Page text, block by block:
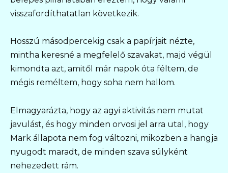
visszafordíthatatlan következik.
Hosszú másodpercekig csak a papírjait nézte,
mintha keresné a megfelelő szavakat, majd végül
kimondta azt, amitől már napok óta féltem, de
mégis reméltem, hogy soha nem hallom.
Elmagyarázta, hogy az agyi aktivitás nem mutat
javulást, és hogy minden orvosi jel arra utal, hogy
Mark állapota nem fog változni, miközben a hangja
nyugodt maradt, de minden szava súlyként
nehezedett rám.